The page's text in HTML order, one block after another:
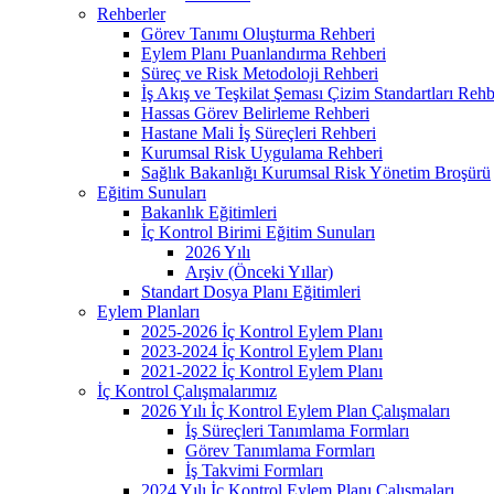
Rehberler
Görev Tanımı Oluşturma Rehberi
Eylem Planı Puanlandırma Rehberi
Süreç ve Risk Metodoloji Rehberi
İş Akış ve Teşkilat Şeması Çizim Standartları
Hassas Görev Belirleme Rehberi
Hastane Mali İş Süreçleri Rehberi
Kurumsal Risk Uygulama Rehberi
Sağlık Bakanlığı Kurumsal Risk Yönetim Broşürü
Eğitim Sunuları
Bakanlık Eğitimleri
İç Kontrol Birimi Eğitim Sunuları
2026 Yılı
Arşiv (Önceki Yıllar)
Standart Dosya Planı Eğitimleri
Eylem Planları
2025-2026 İç Kontrol Eylem Planı
2023-2024 İç Kontrol Eylem Planı
2021-2022 İç Kontrol Eylem Planı
İç Kontrol Çalışmalarımız
2026 Yılı İç Kontrol Eylem Plan Çalışmaları
İş Süreçleri Tanımlama Formları
Görev Tanımlama Formları
İş Takvimi Formları
2024 Yılı İç Kontrol Eylem Planı Çalışmaları